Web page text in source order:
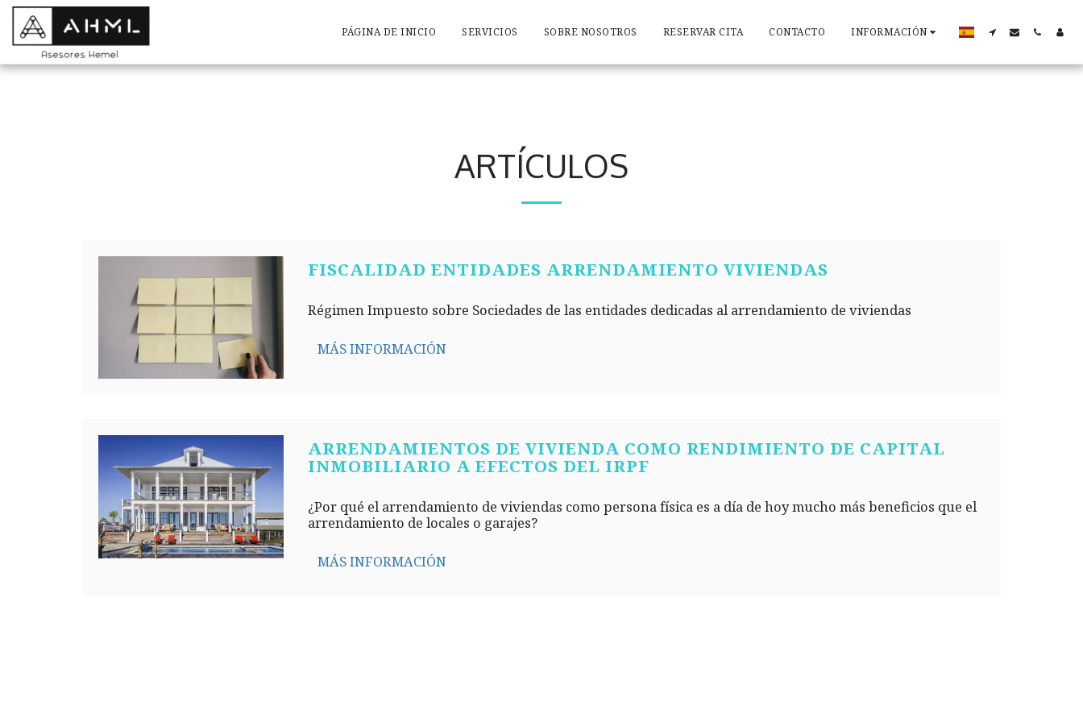
PÁGINA DE INICIO SERVICIOS SOBRE NOSOTROS RESERVAR CITA CONTACTO INFORMACIÓN
ARTÍCULOS
FISCALIDAD ENTIDADES ARRENDAMIENTO VIVIENDAS
Régimen Impuesto sobre Sociedades de las entidades dedicadas al arrendamiento de viviendas
MÁS INFORMACIÓN
ARRENDAMIENTOS DE VIVIENDA COMO RENDIMIENTO DE CAPITAL
INMOBILIARIO A EFECTOS DEL IRPF
¿Por qué el arrendamiento de viviendas como persona física es a día de hoy mucho más beneficios que el
arrendamiento de locales o garajes?
MÁS INFORMACIÓN